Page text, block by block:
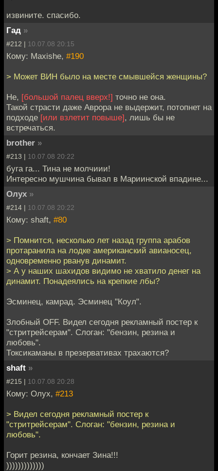
извините. спасибо.
Гад »
#212 | 10.07.08 20:15
Кому: Maxishe, #190
> Может ВИН было на месте смывшейся женщины?
Не, [большой палец вверх!] точно не она.
Такой страсти даже Аврора не выдержит, потопнет на
подходе [или взлетит повыше], лишь бы не
встречаться.
brother »
#213 | 10.07.08 20:22
буга га... Тина не молчиии!
Интересно мушчина бывал в Мариинской впадине...
Олух »
#214 | 10.07.08 20:22
Кому: shaft, #80
> Помнится, несколько лет назад группа арабов
протаранила на лодке американский авианосец,
одновременно рванув динамит.
> А у наших шахидов видимо не хватило денег на
динамит. Понадеялись на крепкие лбы?
Эсминец, камрад. Эсминец "Коул".
Злобный OFF. Видел сегодня рекламный постер к
"стритрейсерам". Слоган: "бензин, резина и
любовь".
Токсикаманы в презервативах трахаются?
shaft »
#215 | 10.07.08 20:28
Кому: Олух, #213
> Видел сегодня рекламный постер к
"стритрейсерам". Слоган: "бензин, резина и
любовь".
Горит резина, кончает Зина!!!
)))))))))))))